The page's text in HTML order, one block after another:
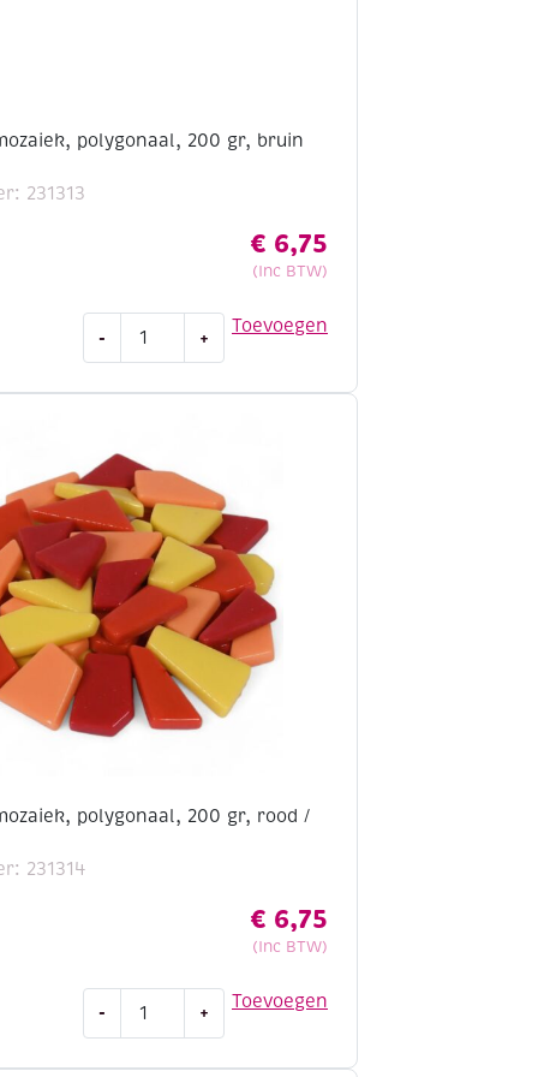
polygonaal, 200 gr, bruin
231313
€ 6,75
(Inc BTW)
Toevoegen
-
glasmozaiek,
bruin
mix
aantal
+
polygonaal, 200 gr, rood /
231314
€ 6,75
(Inc BTW)
Toevoegen
-
glasmozaiek,
+